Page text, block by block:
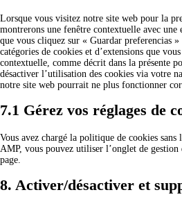
Lorsque vous visitez notre site web pour la
montrerons une fenêtre contextuelle avec
que vous cliquez sur « Guardar preferencias
catégories de cookies et d’extensions que
contextuelle, comme décrit dans la présente
désactiver l’utilisation des cookies via votre
notre site web pourrait ne plus fonctionner
7.1 Gérez vos réglages de
Vous avez chargé la politique de cookies
AMP, vous pouvez utiliser l’onglet de gestion
page.
8. Activer/désactiver et